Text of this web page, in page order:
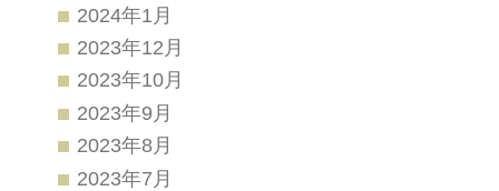
2024年1月
2023年12月
2023年10月
2023年9月
2023年8月
2023年7月